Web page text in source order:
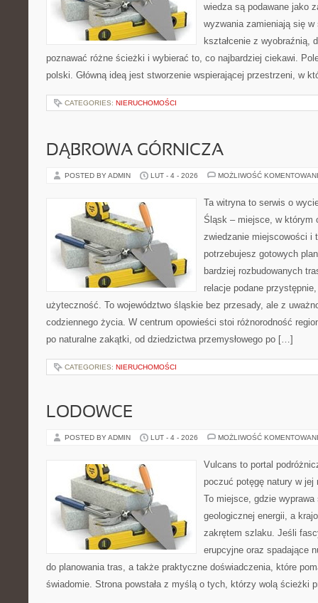
wiedza są podawane jako
wyzwania zamieniają się
kształcenie z wyobraźnią,
poznawać różne ścieżki i wybierać to, co najbardziej ciekawi.
polski. Główną ideą jest stworzenie wspierającej przestrzeni, w
CATEGORIES: NIERUCHOMOŚCI
DĄBROWA GÓRNICZA
POSTED BY ADMIN LUT - 4 - 2026 MOŻLIWOŚĆ
Ta witryna to serwis o
Śląsk – miejsce, w którym
zwiedzanie miejscowości i
potrzebujesz gotowych
bardziej rozbudowanych
relacje podane
użyteczność. To województwo śląskie bez przesady, ale z
codziennego życia. W centrum opowieści stoi różnorodność
po naturalne zakątki, od dziedzictwa przemysłowego po […]
CATEGORIES: NIERUCHOMOŚCI
LODOWCE
POSTED BY ADMIN LUT - 4 - 2026 MOŻLIWOŚĆ
Vulcans to portal
poczuć potęgę natury w jej
To miejsce, gdzie
geologicznej energii, a
zakrętem szlaku. Jeśli
erupcyjne oraz spadające
do planowania tras, a także praktyczne doświadczenia, które
świadomie. Strona powstała z myślą o tych, którzy wolą ścieżki